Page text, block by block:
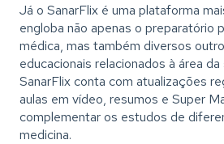
Já o SanarFlix é uma plataforma
engloba não apenas o preparatório
médica, mas também diversos
educacionais relacionados à área
SanarFlix conta com atualizações
aulas em vídeo, resumos e Super
complementar os estudos de
medicina.